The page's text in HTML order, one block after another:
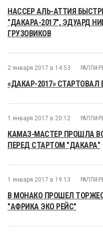
НАССЕР АЛЬ-АТТИЯ
"ДАКАРА-2017", ЭДУАРД
ГРУЗОВИКОВ
2 января 2017 в 14:53 РАЛЛИ-
«ДАКАР-2017» СТАРТОВАЛ
1 января 2017 в 20:12 РАЛЛИ-
КАМАЗ-МАСТЕР ПРОШЛА
ПЕРЕД СТАРТОМ "ДАКАРА"
1 января 2017 в 19:13 РАЛЛИ-
В МОНАКО ПРОШЕЛ
"АФРИКА ЭКО РЕЙС"